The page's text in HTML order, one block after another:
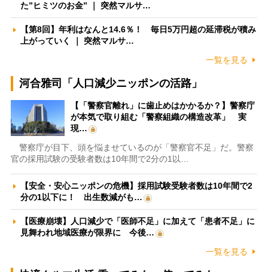
た”ヒミツのお金” ｜ 突然マルサ…
【第8回】年利はなんと14.6％！ 毎日5万円超の延滞税が積み
上がっていく ｜ 突然マルサ…
一覧を見る
河合雅司「人口減少ニッポンの活路」
【「警察官離れ」に歯止めはかかるか？】警察庁
が本気で取り組む「警察組織の構造改革」 実
現…
警察庁が目下、頭を悩ませているのが「警察官不足」だ。警察
官の採用試験の受験者数は10年間で2分の1以…
【安全・安心ニッポンの危機】採用試験受験者数は10年間で2
分の1以下に！ 出生数減がも…
【医療崩壊】人口減少で「医師不足」に加えて「患者不足」に
見舞われ地域医療が限界に 今後…
一覧を見る